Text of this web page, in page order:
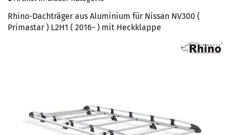
Rhino-Dachträger aus Aluminium für Nissan NV300 (
Primastar ) L2H1 ( 2016- ) mit Heckklappe